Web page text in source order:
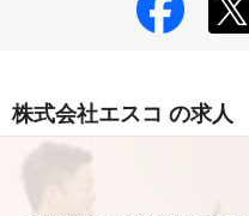
株式会社エスコ の求人